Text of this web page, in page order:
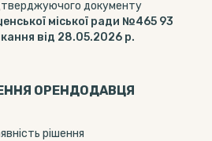
документу
міської ради №465 93
від 28.05.2026 р.
ОРЕНДОДАВЦЯ
рішення